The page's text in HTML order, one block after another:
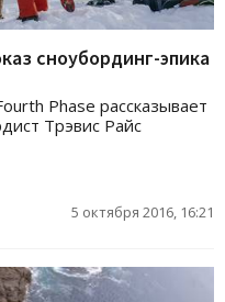
сноубординг-эпика
Phase рассказывает
Трэвис Райс
5 октября 2016, 16:21